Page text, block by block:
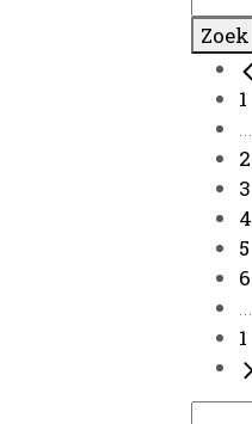
Zoek
1
...
2
3
4
5
6
...
1